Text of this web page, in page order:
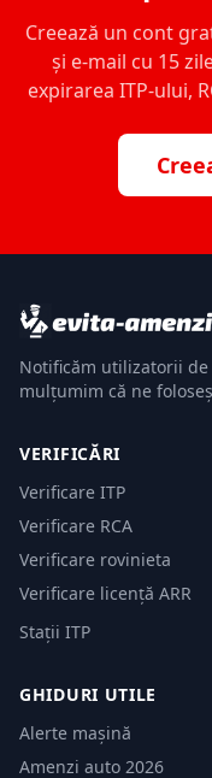
Creează un cont
și e-mail cu 15
expirarea ITP-ului,
Notificăm utilizatorii
mulțumim că ne
VERIFICĂRI
Verificare ITP
Verificare RCA
Verificare rovinieta
Verificare licență ARR
Stații ITP
GHIDURI UTILE
Alerte mașină
Amenzi auto 2026